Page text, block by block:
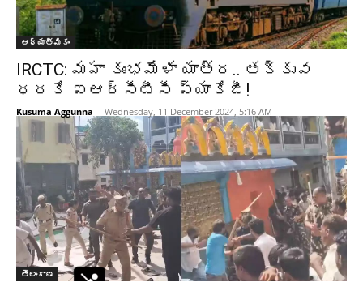
ఆధ్యాత్మికం
IRCTC: మహా కుంభమేళా యాత్ర.. తక్కువ
ధరకే ఐఆర్‌సీటీసీ ప్యాకేజీ!
Kusuma Aggunna - Wednesday, 11 December 2024, 5:16 AM
తెలంగాణ